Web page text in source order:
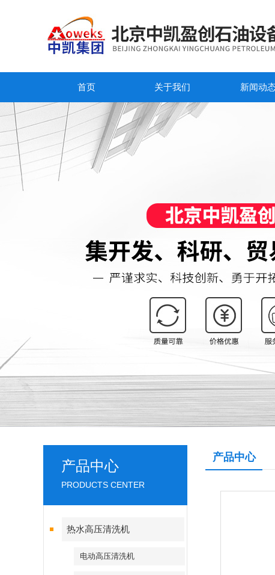
首页 关于我们 新闻动
产品中心
PRODUCTS CENTER
热水高压清洗机
电动高压清洗机
产品中心